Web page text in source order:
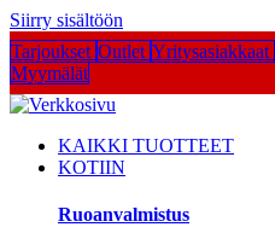
Siirry sisältöön
Tarjoukset Outlet Yritysasiakkaat
Myymälät
KAIKKI TUOTTEET
KOTIIN
Ruoanvalmistus